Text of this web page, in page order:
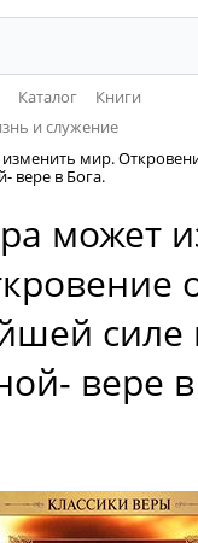
Каталог
Книги
и служение
мир.
вере в Бога.
может
силе
вере